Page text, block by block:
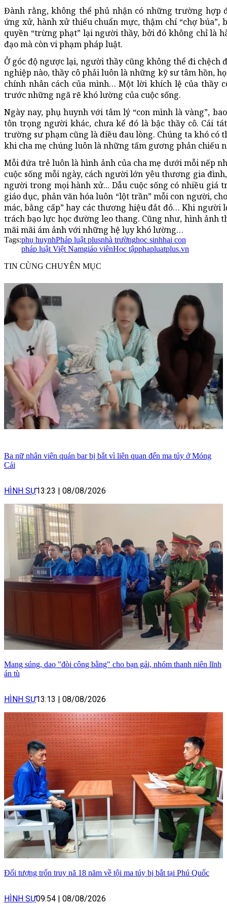
Đành rằng, không thể phủ nhận có những trường hợp
ứng xử, hành xử thiếu chuẩn mực, thậm chí “chợ búa”,
quyền “trừng phạt” lại người thầy, bởi đó không chỉ là
đạo mà còn vi phạm pháp luật.
Ở góc độ ngược lại, người thầy cũng không thể đi chệch
nghiệp nào, thầy cô phải luôn là những kỹ sư tâm hồn,
chính nhân cách của mình… Một lời khích lệ của thầy
trước những ngã rẽ khó lường của cuộc sống.
Ngày nay, phụ huynh với tâm lý “con mình là vàng”,
tôn trọng người khác, chưa kể đó là bậc thầy cô. Cái
trường sư phạm cũng là điều đau lòng. Chúng ta khó
khi cha mẹ chúng luôn là những tấm gương phản chiếu
Mỗi đứa trẻ luôn là hình ảnh của cha mẹ dưới mỗi nếp
cuộc sống mỗi ngày, cách người lớn yêu thương gia
người trong mọi hành xử... Dẫu cuộc sống có nhiều
giáo dục, phản văn hóa luôn “lột trần” mỗi con người,
mác, bằng cấp” hay các thương hiệu đắt đỏ… Khi người
trách bạo lực học đường leo thang. Cũng như, hình ảnh
mãi mãi ám ảnh với những hệ lụy khó lường…
Tags:phụ huynhPháp luật plusnhà trườnghọc sinhhai con
pháp luật Việt Namgiáo viênHọc tậpphapluatplus.vn
TIN CÙNG CHUYÊN MỤC
Ba nữ nhân viên quán bar bị bắt vì liên quan đến ma túy ở Móng
Cái
HÌNH SỰ13:23 08/08/2026
Mang súng, dao "đòi công bằng" cho bạn gái, nhóm thanh niên lĩnh
án tù
HÌNH SỰ13:13 08/08/2026
Đối tượng trốn truy nã 18 năm về tội ma túy bị bắt tại Phú Quốc
HÌNH SỰ09:54 08/08/2026